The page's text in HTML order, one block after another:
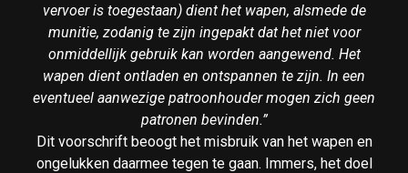
vervoer is toegestaan) dient het wapen, alsmede de
munitie, zodanig te zijn ingepakt dat het niet voor
onmiddellijk gebruik kan worden aangewend. Het
wapen dient ontladen en ontspannen te zijn. In een
eventueel aanwezige patroonhouder mogen zich geen
patronen bevinden.”
Dit voorschrift beoogt het misbruik van het wapen en
ongelukken daarmee tegen te gaan. Immers, het doel